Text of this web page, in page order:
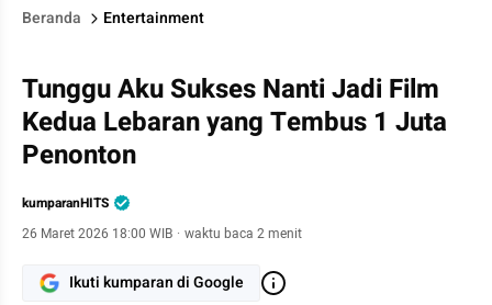
Beranda Entertainment
Tunggu Aku Sukses Nanti Jadi Film
Kedua Lebaran yang Tembus 1 Juta
Penonton
kumparanHITS
26 Maret 2026 18:00 WIB · waktu baca 2 menit
Ikuti kumparan di Google